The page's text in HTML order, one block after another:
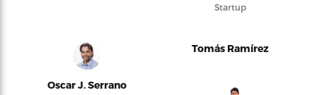
Startup
Oscar J. Serrano
Tomás Ramírez